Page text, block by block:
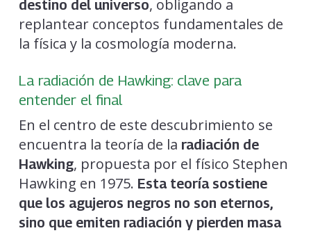
destino del universo, obligando a
replantear conceptos fundamentales de
la física y la cosmología moderna.
La radiación de Hawking: clave para
entender el final
En el centro de este descubrimiento se
encuentra la teoría de la radiación de
Hawking, propuesta por el físico Stephen
Hawking en 1975. Esta teoría sostiene
que los agujeros negros no son eternos,
sino que emiten radiación y pierden masa